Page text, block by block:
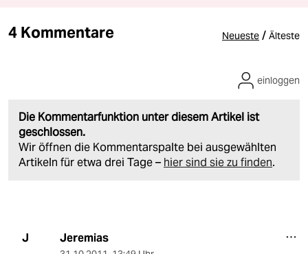
4 Kommentare Neueste / Älteste
Die Kommentarfunktion unter diesem Artikel ist
geschlossen.
Wir öffnen die Kommentarspalte bei ausgewählten
Artikeln für etwa drei Tage – hier sind sie zu finden.
einloggen
J Jeremias